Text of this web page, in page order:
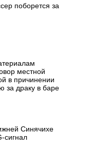
поборется за
местной
в причинении
за драку в баре
Синячихе
сигнал